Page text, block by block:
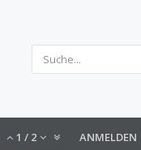
1 / 2 ANMELDEN